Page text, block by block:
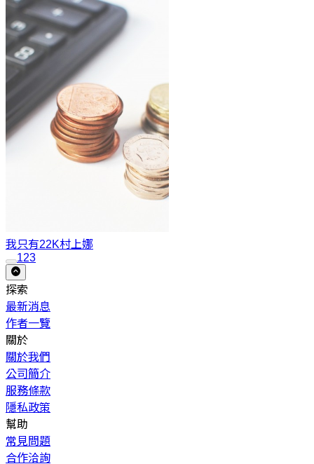
我只有22K村上娜
123
探索
最新消息
作者一覽
關於
關於我們
公司簡介
服務條款
隱私政策
幫助
常見問題
合作洽詢